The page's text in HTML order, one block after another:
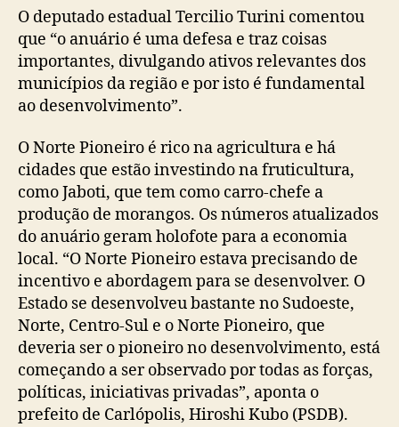
O deputado estadual Tercilio Turini comentou
que “o anuário é uma defesa e traz coisas
importantes, divulgando ativos relevantes dos
municípios da região e por isto é fundamental
ao desenvolvimento”.
O Norte Pioneiro é rico na agricultura e há
cidades que estão investindo na fruticultura,
como Jaboti, que tem como carro-chefe a
produção de morangos. Os números atualizados
do anuário geram holofote para a economia
local. “O Norte Pioneiro estava precisando de
incentivo e abordagem para se desenvolver. O
Estado se desenvolveu bastante no Sudoeste,
Norte, Centro-Sul e o Norte Pioneiro, que
deveria ser o pioneiro no desenvolvimento, está
começando a ser observado por todas as forças,
políticas, iniciativas privadas”, aponta o
prefeito de Carlópolis, Hiroshi Kubo (PSDB).